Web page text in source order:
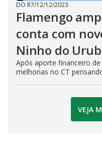
DO R7/12/12/2023
Flamengo
conta com
Ninho do
Após aporte financeiro
melhorias no CT
VEJA